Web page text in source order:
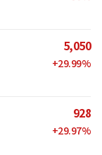
5,050
+29.99%
928
+29.97%